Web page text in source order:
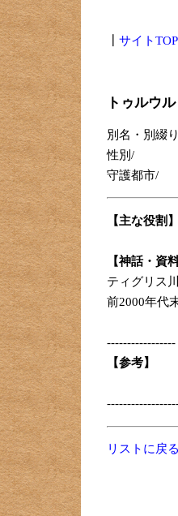
┃サイト
トゥルウル
別名・別綴
性別/
守護都市/
【主な役割】
【神話・資
ティグリス
前2000年代
-----------------
【参考】
リストに戻る